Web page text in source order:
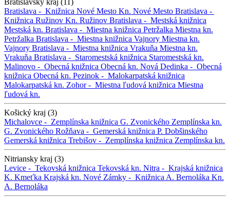
Bratislavský kraj (11)
Bratislava - Knižnica Nové Mesto Kn. Nové Mesto Bratislava -
Knižnica Ružinov Kn. Ružinov Bratislava - Mestská knižnica
Mestská kn. Bratislava - Miestna knižnica Petržalka Miestna kn.
Petržalka Bratislava - Miestna knižnica Vajnory Miestna kn.
Vajnory Bratislava - Miestna knižnica Vrakuňa Miestna kn.
Vrakuňa Bratislava - Staromestská knižnica Staromestská kn.
Malinovo - Obecná knižnica Obecná kn. Nová Dedinka - Obecná
knižnica Obecná kn. Pezinok - Malokarpatská knižnica
Malokarpatská kn. Zohor - Miestna ľudová knižnica Miestna
ľudová kn.
Košický kraj (3)
Michalovce - Zemplínska knižnica G. Zvonického Zemplínska kn.
G. Zvonického Rožňava - Gemerská knižnica P. Dobšinského
Gemerská knižnica Trebišov - Zemplínska knižnica Zemplínska kn.
Nitriansky kraj (3)
Levice - Tekovská knižnica Tekovská kn. Nitra - Krajská knižnica
K. Kmeťka Krajská kn. Nové Zámky - Knižnica A. Bernoláka Kn.
A. Bernoláka